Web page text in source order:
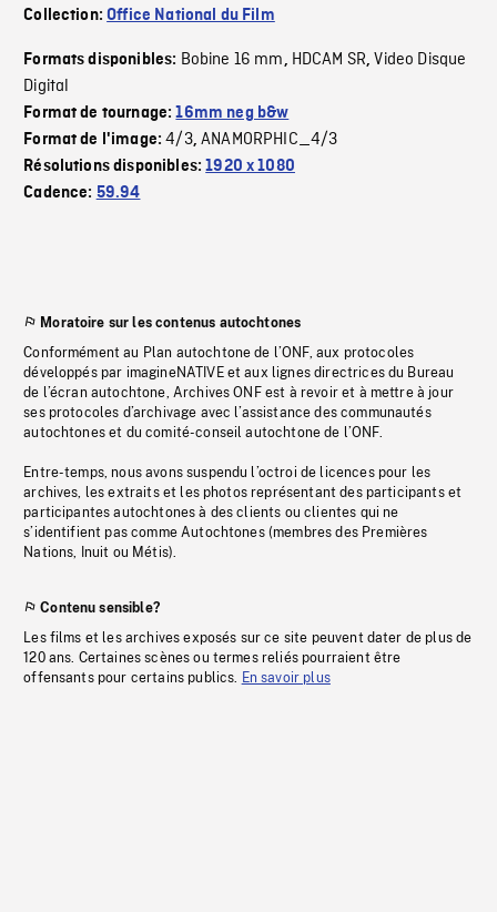
Collection:Office National du Film
Formats disponibles: Bobine 16 mm, HDCAM SR,Video Disque
Digital
Format de tournage:16mm neg b&w
Format de l'image:4/3,ANAMORPHIC_4/3
Résolutions disponibles:1920 x 1080
Cadence: 59.94
Moratoire sur les contenus autochtones
Conformément au Plan autochtone de l’ONF, aux protocoles
développés par imagineNATIVE et aux lignes directrices du Bureau
de l’écran autochtone, Archives ONF est à revoir et à mettre à jour
ses protocoles d’archivage avec l’assistance des communautés
autochtones et du comité-conseil autochtone de l’ONF.
Entre-temps, nous avons suspendu l’octroi de licences pour les
archives, les extraits et les photos représentant des participants et
participantes autochtones à des clients ou clientes qui ne
s’identifient pas comme Autochtones (membres des Premières
Nations, Inuit ou Métis).
Contenu sensible?
Les films et les archives exposés sur ce site peuvent dater de plus de
120 ans. Certaines scènes ou termes reliés pourraient être
offensants pour certains publics. En savoir plus